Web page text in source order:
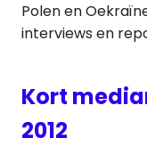
Polen en
interviews en
Kort
2012